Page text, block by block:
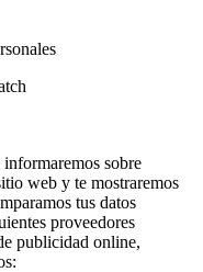
sobre
web y te mostraremos
tus datos
proveedores
publicidad online,